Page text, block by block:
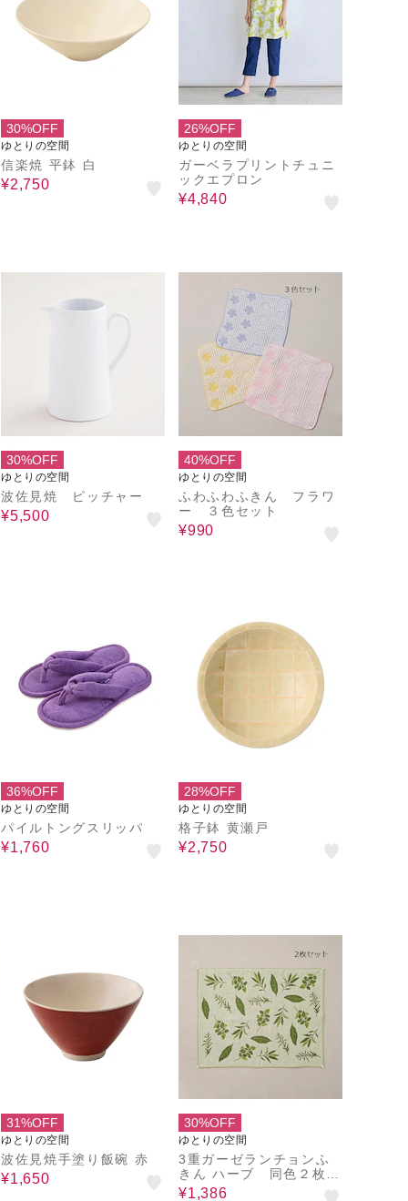
30%OFF
ゆとりの空間
信楽焼 平鉢 白
¥2,750
26%OFF
ゆとりの空間
ガーベラプリントチュニ
ックエプロン
¥4,840
30%OFF
ゆとりの空間
波佐見焼 ピッチャー
¥5,500
40%OFF
ゆとりの空間
ふわふわふきん フラワ
ー ３色セット
¥990
36%OFF
ゆとりの空間
パイルトングスリッパ
¥1,760
28%OFF
ゆとりの空間
格子鉢 黄瀬戸
¥2,750
31%OFF
ゆとりの空間
波佐見焼手塗り飯碗 赤
¥1,650
30%OFF
ゆとりの空間
3重ガーゼランチョンふ
きん ハーブ 同色２枚セ
ット
¥1,386